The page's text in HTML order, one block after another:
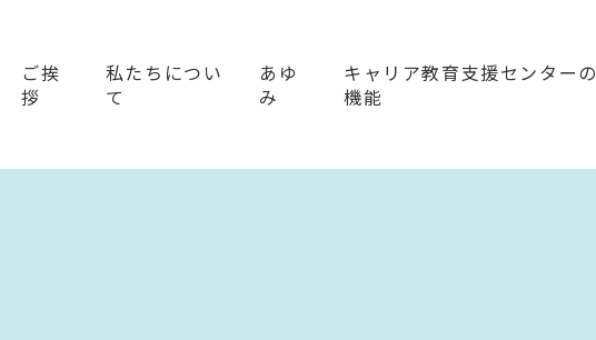
ご挨
拶
私たちについ
て
あゆ
み
キャリア教育支援センターの
機能